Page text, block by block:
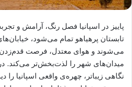
پاییز در اسپانیا فصل رنگ، آرامش و
تابستان پرهیاهو تمام می‌شود،
می‌شوند و هوای معتدل، فرصت قدم‌زدن
میدان‌های شهر را لذت‌بخش‌تر می‌کند.
نگاهی زیباتر، چهره‌ی واقعی اسپانیا را